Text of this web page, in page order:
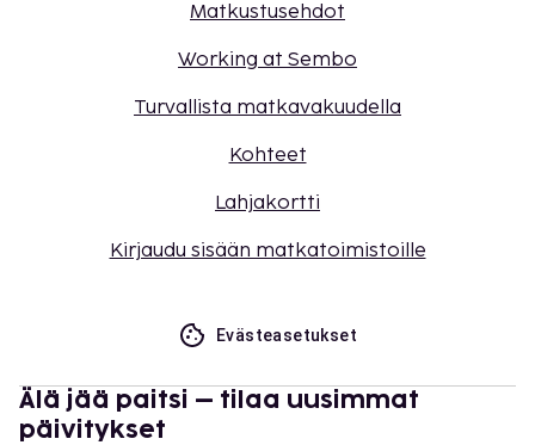
Matkustusehdot
Working at Sembo
Turvallista matkavakuudella
Kohteet
Lahjakortti
Kirjaudu sisään matkatoimistoille
Evästeasetukset
Älä jää paitsi – tilaa uusimmat
päivitykset